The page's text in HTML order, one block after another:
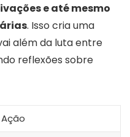
e até mesmo
. Isso cria uma
além da luta entre
reflexões sobre
Ação